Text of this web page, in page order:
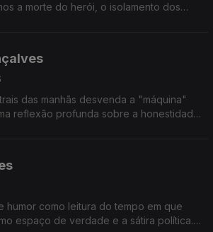
a morte do herói, o isolamento dos
das manhãs desvenda a "máquina"
reflexão profunda sobre a honestidade
humor como leitura do tempo em que
espaço de verdade e a sátira política.